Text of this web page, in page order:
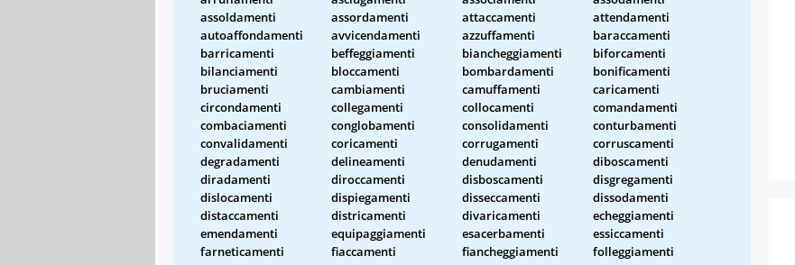
assoldamenti
assordamenti attaccamenti
attendamenti
autoaffondamenti
avvicendamenti azzuffamenti
baraccamenti
barricamenti
beffeggiamenti biancheggiamenti
biforcamenti
bilanciamenti
bloccamenti bombardamenti
bonificamenti
bruciamenti
cambiamenti camuffamenti
caricamenti
circondamenti
collegamenti collocamenti
comandamenti
combaciamenti
conglobamenti consolidamenti
conturbamenti
convalidamenti
coricamenti corrugamenti
corruscamenti
degradamenti
delineamenti denudamenti
diboscamenti
diradamenti
diroccamenti disboscamenti
disgregamenti
dislocamenti
dispiegamenti disseccamenti
dissodamenti
distaccamenti
districamenti divaricamenti
echeggiamenti
emendamenti
equipaggiamenti esacerbamenti
essiccamenti
farneticamenti
fiaccamenti fiancheggiamenti
folleggiamenti